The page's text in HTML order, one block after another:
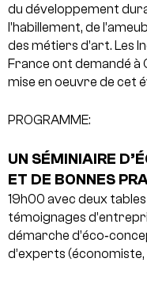
du développement
l’habillement, de
des métiers d’art. Les
France ont demandé à
mise en oeuvre de cet
PROGRAMME:
UN SÉMINIAIRE
ET DE BONNES
19h00 avec deux
témoignages
démarche
d’experts (économiste,